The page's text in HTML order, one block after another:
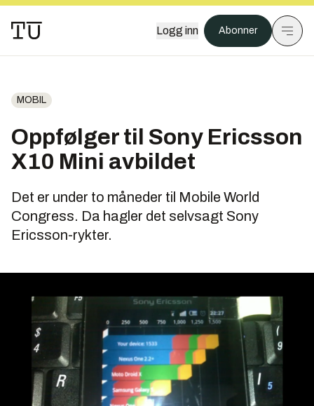
Logg inn Abonner
MOBIL
Oppfølger til Sony Ericsson
X10 Mini avbildet
Det er under to måneder til Mobile World
Congress. Da hagler det selvsagt Sony
Ericsson-rykter.